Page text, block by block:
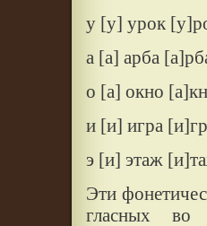
у [у] урок
а [а] арба
о [а] окно
и [и] игра
э [и] этаж
Эти
гласных во